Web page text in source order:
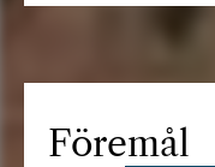
Föremål